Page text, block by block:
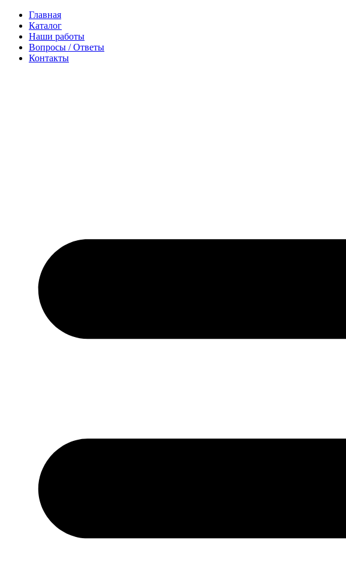
Перейти
содержимому
Главная
Каталог
Наши работы
Вопросы / Ответы
Контакты